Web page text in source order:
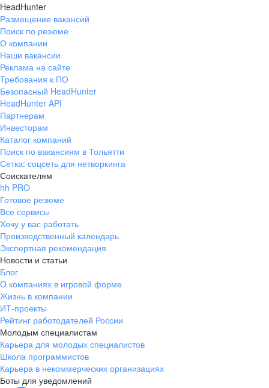
HeadHunter
Размещение вакансий
Поиск по резюме
О компании
Наши вакансии
Реклама на сайте
Требования к ПО
Безопасный HeadHunter
HeadHunter API
Партнерам
Инвесторам
Каталог компаний
Поиск по вакансиям в Тольятти
Сетка: соцсеть для нетворкинга
Соискателям
hh PRO
Готовое резюме
Все сервисы
Хочу у вас работать
Производственный календарь
Экспертная рекомендация
Новости и статьи
Блог
О компаниях в игровой форме
Жизнь в компании
ИТ-проекты
Рейтинг работодателей России
Молодым специалистам
Карьера для молодых специалистов
Школа программистов
Карьера в некоммерческих организациях
Боты для уведомлений